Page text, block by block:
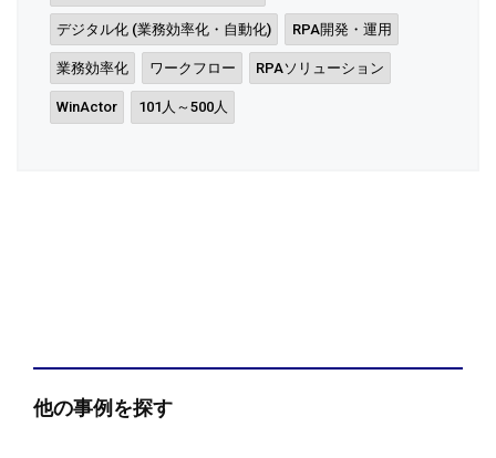
デジタル化 (業務効率化・自動化) RPA開発・運用
業務効率化 ワークフロー RPAソリューション
WinActor 101人～500人
他の事例を探す